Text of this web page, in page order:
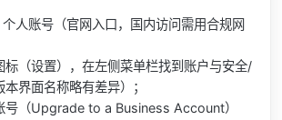
人账号（官网入口，国内访问需用合规网
标（设置），在左侧菜单栏找到账户与安全/
界面名称略有差异）；
号（Upgrade to a Business Account）